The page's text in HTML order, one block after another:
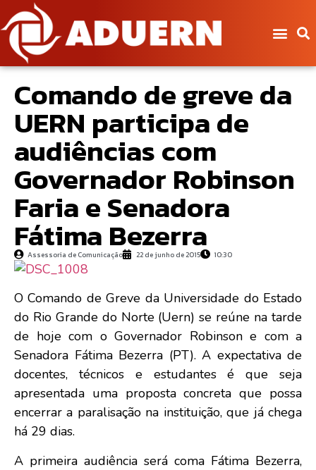
Comando de greve da
UERN participa de
audiências com
Governador Robinson
Faria e Senadora
Fátima Bezerra
Assessoria de Comunicação 22 de junho de 2015 10:30
O Comando de Greve da Universidade do Estado
do Rio Grande do Norte (Uern) se reúne na tarde
de hoje com o Governador Robinson e com a
Senadora Fátima Bezerra (PT). A expectativa de
docentes, técnicos e estudantes é que seja
apresentada uma proposta concreta que possa
encerrar a paralisação na instituição, que já chega
há 29 dias.
A primeira audiência será coma Fátima Bezerra,